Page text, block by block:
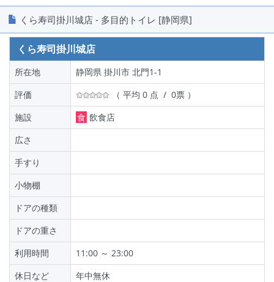
くら寿司掛川城店 - 多目的トイレ [静岡県]
くら寿司掛川城店
所在地
静岡県 掛川市 北門1-1
評価
（ 平均 0 点 / 0票 ）
施設
食 飲食店
広さ
手すり
小物棚
ドアの種類
ドアの重さ
利用時間
11:00 ～ 23:00
休日など
年中無休